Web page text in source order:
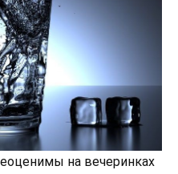
на вечеринках